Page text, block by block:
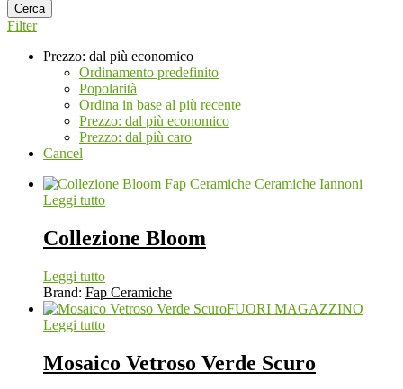
Cerca
Filter
Prezzo: dal più economico
Ordinamento predefinito
Popolarità
Ordina in base al più recente
Prezzo: dal più economico
Prezzo: dal più caro
Cancel
Leggi tutto
Collezione Bloom
Leggi tutto
Brand: Fap Ceramiche
FUORI MAGAZZINO
Leggi tutto
Mosaico Vetroso Verde Scuro